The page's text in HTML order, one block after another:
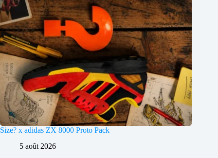
Size? x adidas ZX 8000 Proto Pack
5 août 2026